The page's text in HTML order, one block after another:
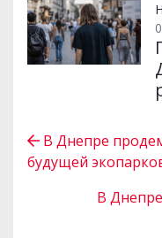
В Днепре
будущей
В